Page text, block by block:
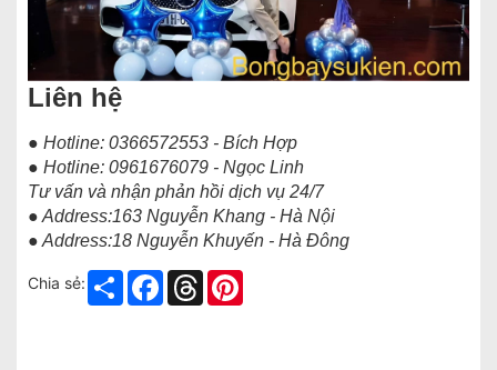
Liên hệ
● Hotline: 0366572553 - Bích Hợp
● Hotline: 0961676079 - Ngọc Linh
Tư vấn và nhận phản hồi dịch vụ 24/7
● Address:163 Nguyễn Khang - Hà Nội
● Address:18 Nguyễn Khuyến - Hà Đông
Chia sẻ: Share Facebook
Threads